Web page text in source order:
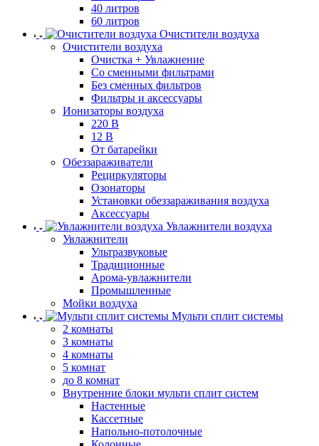
40 литров
60 литров
Очистители воздуха
Очистители воздуха
Очистка + Увлажнение
Cо сменными фильтрами
Без сменных фильтров
Фильтры и аксессуары
Ионизаторы воздуха
220 В
12 В
От батарейки
Обеззараживатели
Рециркуляторы
Озонаторы
Установки обеззараживания воздуха
Аксессуары
Увлажнители воздуха
Увлажнители
Ультразвуковые
Традиционные
Арома-увлажнители
Промышленные
Мойки воздуха
Мульти сплит системы
2 комнаты
3 комнаты
4 комнаты
5 комнат
до 8 комнат
Внутренние блоки мульти сплит систем
Настенные
Кассетные
Напольно-потолочные